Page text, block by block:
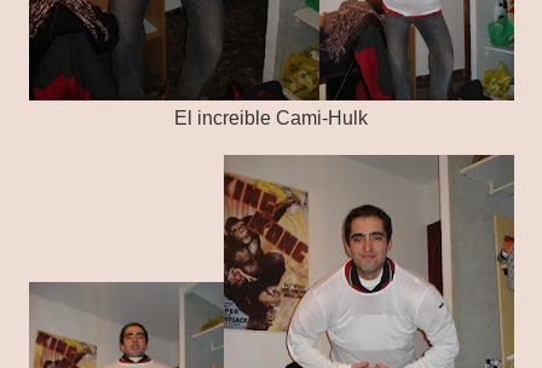
El increible Cami-Hulk